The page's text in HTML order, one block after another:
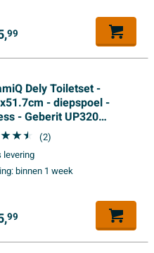
99
Dely Toiletset -
- diepspoel -
- Geberit UP320
- met Burda
- softclose toiletzitting -
beige -
knoppen - wit
(2)
levering
binnen 1 week
99